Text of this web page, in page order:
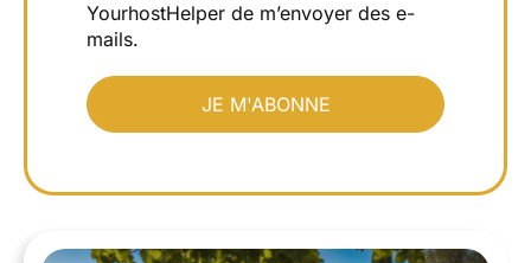
YourhostHelper de m’envoyer des e-
mails.